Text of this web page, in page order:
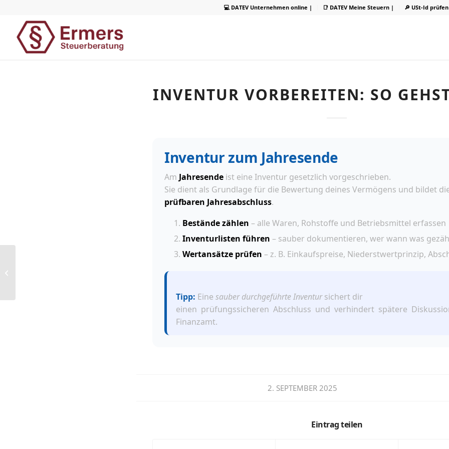
💻 DATEV Unternehmen online | 📑 DATEV Meine Steuern | 🔎 USt-Id
INVENTUR VORBEREITEN: SO
Inventur zum Jahresende
Am Jahresende ist eine Inventur gesetzlich vorgeschrieben.
Sie dient als Grundlage für die Bewertung deines Vermögens und bildet
prüfbaren Jahresabschluss.
Bestände zählen – alle Waren, Rohstoffe und Betriebsmittel erfassen
Inventurlisten führen – sauber dokumentieren, wer wann was
Wertansätze prüfen – z. B. Einkaufspreise, Niederstwertprinzip,
Tipp: Eine sauber durchgeführte Inventursichert dir
einen prüfungssicheren Abschluss und verhindert spätere
Finanzamt.
2. SEPTEMBER 2025
Eintrag teilen